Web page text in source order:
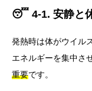
😴 4-1. 安静と
発熱時は体がウイル
エネルギーを集中さ
重要です。